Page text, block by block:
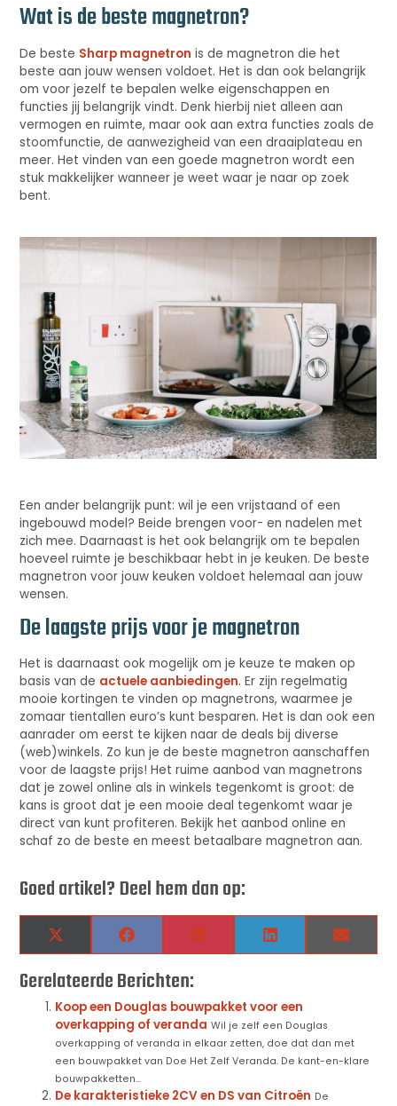
Wat is de beste magnetron?
De beste Sharp magnetron is de magnetron die het
beste aan jouw wensen voldoet. Het is dan ook belangrijk
om voor jezelf te bepalen welke eigenschappen en
functies jij belangrijk vindt. Denk hierbij niet alleen aan
vermogen en ruimte, maar ook aan extra functies zoals de
stoomfunctie, de aanwezigheid van een draaiplateau en
meer. Het vinden van een goede magnetron wordt een
stuk makkelijker wanneer je weet waar je naar op zoek
bent.
Een ander belangrijk punt: wil je een vrijstaand of een
ingebouwd model? Beide brengen voor- en nadelen met
zich mee. Daarnaast is het ook belangrijk om te bepalen
hoeveel ruimte je beschikbaar hebt in je keuken. De beste
magnetron voor jouw keuken voldoet helemaal aan jouw
wensen.
De laagste prijs voor je magnetron
Het is daarnaast ook mogelijk om je keuze te maken op
basis van de actuele aanbiedingen. Er zijn regelmatig
mooie kortingen te vinden op magnetrons, waarmee je
zomaar tientallen euro’s kunt besparen. Het is dan ook een
aanrader om eerst te kijken naar de deals bij diverse
(web)winkels. Zo kun je de beste magnetron aanschaffen
voor de laagste prijs! Het ruime aanbod van magnetrons
dat je zowel online als in winkels tegenkomt is groot: de
kans is groot dat je een mooie deal tegenkomt waar je
direct van kunt profiteren. Bekijk het aanbod online en
schaf zo de beste en meest betaalbare magnetron aan.
Goed artikel? Deel hem dan op:
X
(Twitter)
Facebook Pinterest LinkedIn Email
Gerelateerde Berichten:
Koop een Douglas bouwpakket voor een
overkapping of veranda Wil je zelf een Douglas
overkapping of veranda in elkaar zetten, doe dat dan met
een bouwpakket van Doe Het Zelf Veranda. De kant-en-klare
bouwpakketten...
De karakteristieke 2CV en DS van Citroën De